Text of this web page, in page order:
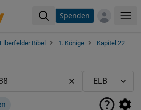
Spenden
Elberfelder Bibel 1. Könige
Kapitel 22